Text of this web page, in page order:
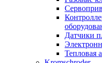
Датчики
Тепловая